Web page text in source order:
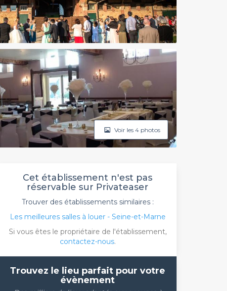
Voir les 4 photos
Cet établissement n'est pas
réservable sur Privateaser
Trouver des établissements similaires :
Les meilleures salles à louer - Seine-et-Marne
Si vous êtes le propriétaire de l'établissement,
contactez-nous.
Trouvez le lieu parfait pour votre
évènement